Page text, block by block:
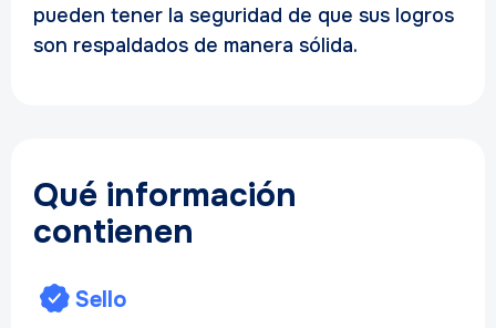
pueden tener la seguridad de que sus logros
son respaldados de manera sólida.
Qué información
contienen
Sello